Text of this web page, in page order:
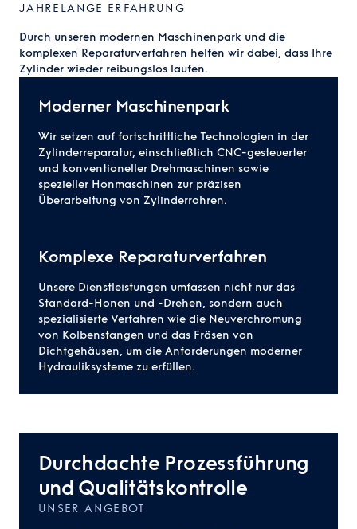
JAHRELANGE ERFAHRUNG
Durch unseren modernen Maschinenpark und die
komplexen Reparaturverfahren helfen wir dabei, dass Ihre
Zylinder wieder reibungslos laufen.
Moderner Maschinenpark
Wir setzen auf fortschrittliche Technologien in der
Zylinderreparatur, einschließlich CNC-gesteuerter
und konventioneller Drehmaschinen sowie
spezieller Honmaschinen zur präzisen
Überarbeitung von Zylinderrohren.
Komplexe Reparaturverfahren
Unsere Dienstleistungen umfassen nicht nur das
Standard-Honen und -Drehen, sondern auch
spezialisierte Verfahren wie die Neuverchromung
von Kolbenstangen und das Fräsen von
Dichtgehäusen, um die Anforderungen moderner
Hydrauliksysteme zu erfüllen.
Durchdachte Prozessführung
und Qualitätskontrolle
UNSER ANGEBOT